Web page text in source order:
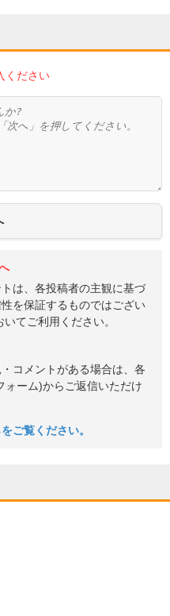
ください
は、各投稿者の主観に基づ
を保証するものではござい
てご利用ください。
コメントがある場合は、各
ォーム)からご返信いただけ
ご覧ください。